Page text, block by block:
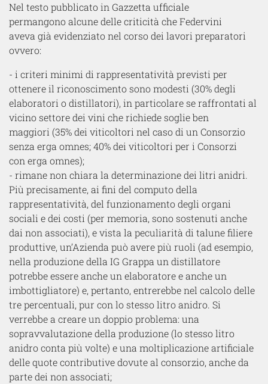
Nel testo pubblicato in Gazzetta ufficiale
permangonoalcune delle criticitàche Federvini
avevagià evidenziatonel corso dei lavori preparatori
ovvero:
- i criteri minimi di rappresentatività previsti per
ottenere il riconoscimento sono modesti (30% degli
elaboratori o distillatori), in particolare se raffrontati al
vicino settore dei vini che richiede soglie ben
maggiori (35% dei viticoltori nel caso di un Consorzio
senzaerga omnes; 40% dei viticoltori per i Consorzi
conerga omnes);
- rimane non chiara la determinazione dei litri anidri.
Più precisamente, ai fini del computo della
rappresentatività, del funzionamento degli organi
sociali e dei costi (per memoria, sono sostenuti anche
dai non associati), e vista la peculiarità di talune filiere
produttive, un’Azienda può avere più ruoli (ad esempio,
nella produzione della IG Grappaun distillatore
potrebbe essere anche un elaboratore e anche un
imbottigliatore) e, pertanto, entrerebbe nel calcolo delle
tre percentuali, pur con lo stesso litro anidro. Si
verrebbe a creare un doppio problema: una
sopravvalutazione della produzione (lo stesso litro
anidro conta più volte) e una moltiplicazione artificiale
delle quote contributive dovute al consorzio, anche da
parte dei non associati;